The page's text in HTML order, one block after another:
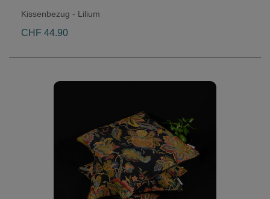
Kissenbezug - Lilium
CHF 44.90